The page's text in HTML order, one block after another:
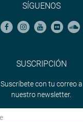
SÍGUENOS
SUSCRIPCIÓN
Suscríbete con tu correo a
nuestro newsletter.